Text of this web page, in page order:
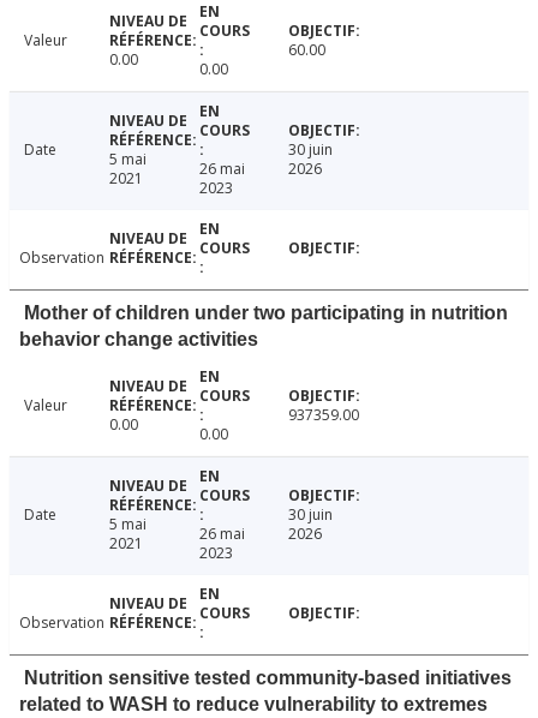
Valeur
0.00
0.00
60.00
Date
5 mai
2021
26 mai
2023
30 juin
2026
Observation
Mother of children under two participating in nutrition
behavior change activities
Valeur
0.00
0.00
937359.00
Date
5 mai
2021
26 mai
2023
30 juin
2026
Observation
Nutrition sensitive tested community-based initiatives
related to WASH to reduce vulnerability to extremes